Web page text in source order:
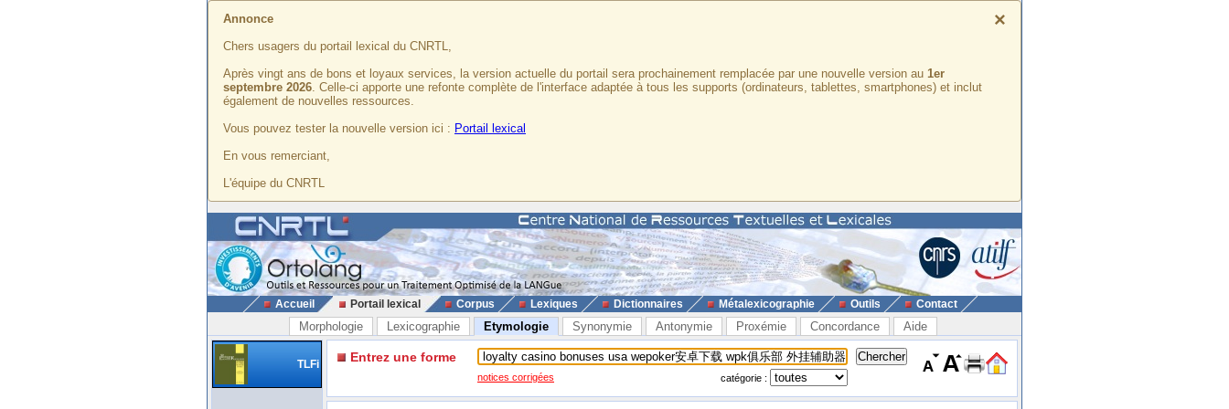
×
Annonce
Chers usagers du portail lexical du CNRTL,
Après vingt ans de bons et loyaux services, la version actuelle du portail sera prochainement remplacée par une nouvelle version au 1er
septembre 2026. Celle-ci apporte une refonte complète de l'interface adaptée à tous les supports (ordinateurs, tablettes, smartphones) et inclut
également de nouvelles ressources.
Vous pouvez tester la nouvelle version ici : Portail lexical
En vous remerciant,
L'équipe du CNRTL
Accueil Portail lexical Corpus Lexiques Dictionnaires Métalexicographie Outils Contact
Morphologie Lexicographie Etymologie Synonymie Antonymie Proxémie Concordance Aide
TLFi Entrez une forme
notices corrigées catégorie :